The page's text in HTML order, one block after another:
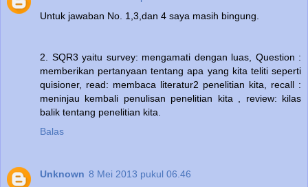
Untuk jawaban No. 1,3,dan 4 saya masih bingung.
2. SQR3 yaitu survey: mengamati dengan luas, Question :
memberikan pertanyaan tentang apa yang kita teliti seperti
quisioner, read: membaca literatur2 penelitian kita, recall :
meninjau kembali penulisan penelitian kita , review: kilas
balik tentang penelitian kita.
Balas
Unknown 8 Mei 2013 pukul 06.46